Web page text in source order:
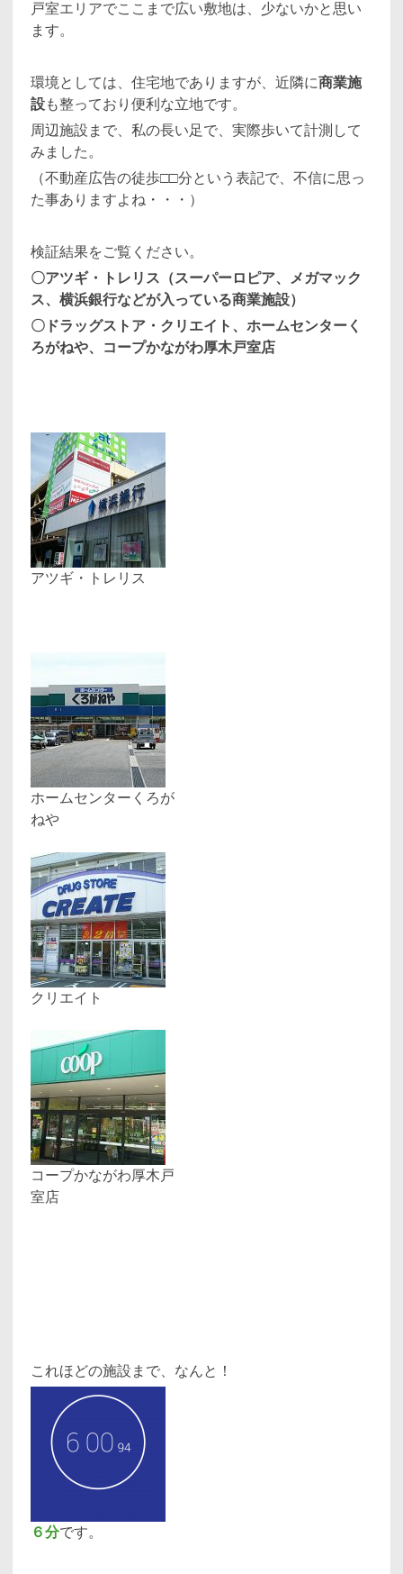
戸室エリアでここまで広い敷地は、少ないかと思い
ます。
環境としては、住宅地でありますが、近隣に商業施
設も整っており便利な立地です。
周辺施設まで、私の長い足で、実際歩いて計測して
みました。
（不動産広告の徒歩□□分という表記で、不信に思っ
た事ありますよね・・・）
検証結果をご覧ください。
〇アツギ・トレリス（スーパーロピア、メガマック
ス、横浜銀行などが入っている商業施設）
〇ドラッグストア・クリエイト、ホームセンターく
ろがねや、コープかながわ厚木戸室店
アツギ・トレリス
ホームセンターくろが
ねや
クリエイト
コープかながわ厚木戸
室店
これほどの施設まで、なんと！
６分です。